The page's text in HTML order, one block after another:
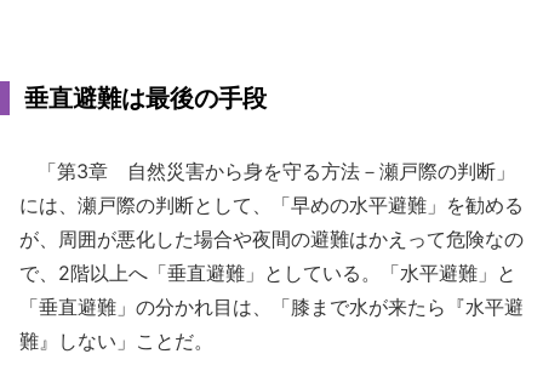
垂直避難は最後の手段
「第3章 自然災害から身を守る方法－瀬戸際の判断」
には、瀬戸際の判断として、「早めの水平避難」を勧める
が、周囲が悪化した場合や夜間の避難はかえって危険なの
で、2階以上へ「垂直避難」としている。「水平避難」と
「垂直避難」の分かれ目は、「膝まで水が来たら『水平避
難』しない」ことだ。